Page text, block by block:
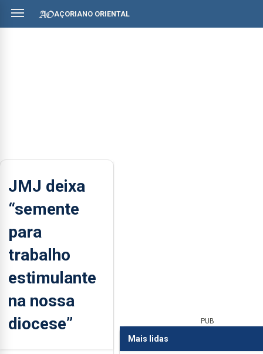
AÇORIANO ORIENTAL
JMJ deixa
“semente
para
trabalho
estimulante
na nossa
diocese”
PUB
Mais lidas